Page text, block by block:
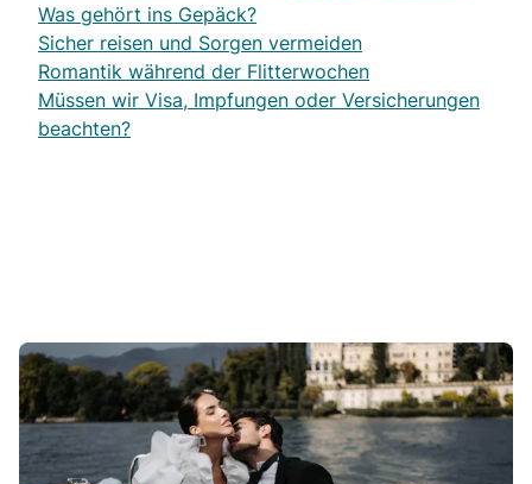
Was gehört ins Gepäck?
Sicher reisen und Sorgen vermeiden
Romantik während der Flitterwochen
Müssen wir Visa, Impfungen oder Versicherungen
beachten?